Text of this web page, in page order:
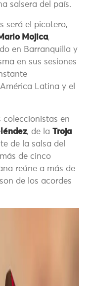
salsera del país.
será el picotero,
Mojica,
en Barranquilla y
en sus sesiones
Latina y el
coleccionistas en
, de la Troja
de la salsa del
de cinco
reúne a más de
de los acordes